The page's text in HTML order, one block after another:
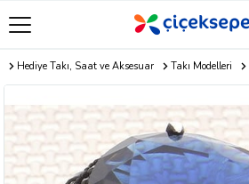
Hediye Takı, Saat ve Aksesuar Takı Modelleri